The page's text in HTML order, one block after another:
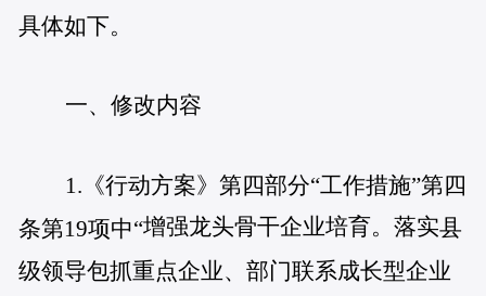
具体如下。
一、修改内容
1.《行动方案》第四部分“工作措施”第四
条第19项中“增强龙头骨干企业培育。落实县
级领导包抓重点企业、部门联系成长型企业